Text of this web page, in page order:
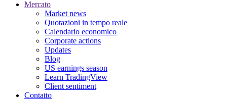
Mercato
Market news
Quotazioni in tempo reale
Calendario economico
Corporate actions
Updates
Blog
US earnings season
Learn TradingView
Client sentiment
Contatto